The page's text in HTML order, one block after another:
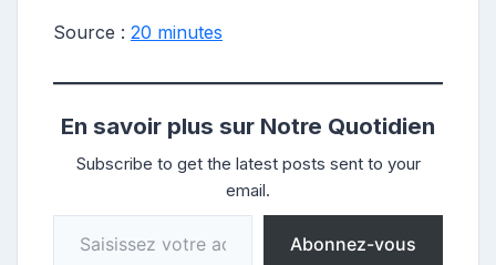
Source : 20 minutes
En savoir plus sur Notre Quotidien
Subscribe to get the latest posts sent to your
email.
Saisissez votre adresse e-mail…
Abonnez-vous